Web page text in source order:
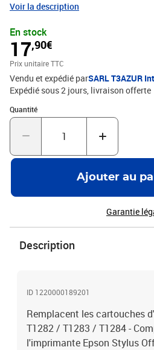
305F, BX-305FW, BX-305FW Plus,
SX435W, SX438W, SX445W - Ce lot
Cyan (6,6ml) + 2 Magenta (6,6ml) + 2
rendement de 5% , repondent à toutes
9001/14001, STMC, CE, ROHS -
qualité qui garantie une excellence
T3AZUR
Voir la description
En stock
17,90€
Prix unitaire TTC
Vendu et expédié parSARL T3AZUR Int
Expédié sous 2 jours livraison offerte
Quantité
Quantité : 1
Ajouter au
Garantie
Description
ID 1220000189201
Remplacent les cartouches
T1282 / T1283 / T1284 -
l'imprimante Epson Stylus